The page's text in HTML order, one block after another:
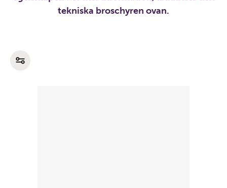
tekniska broschyren ovan.